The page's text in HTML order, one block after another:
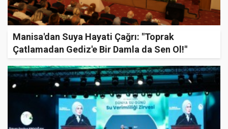
Manisa'dan Suya Hayati Çağrı: "Toprak
Çatlamadan Gediz'e Bir Damla da Sen Ol!"